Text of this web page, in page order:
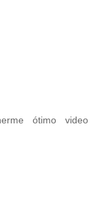
ótimo video